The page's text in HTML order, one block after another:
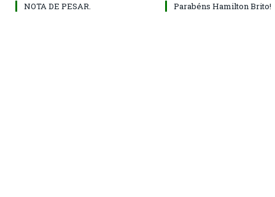
NOTA DE PESAR. Parabéns Hamilton Brito!